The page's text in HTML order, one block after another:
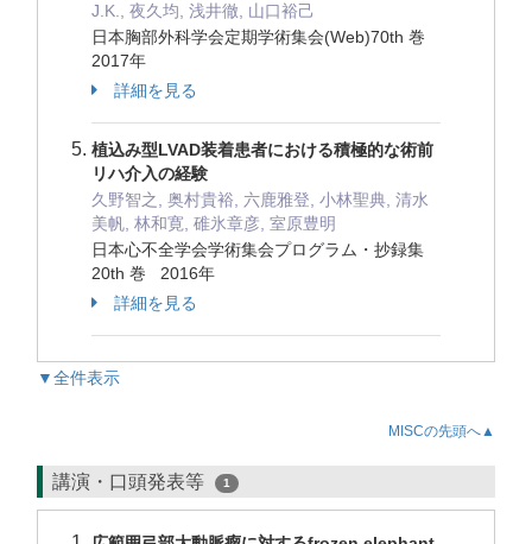
J.K., 夜久均, 浅井徹, 山口裕己
日本胸部外科学会定期学術集会(Web)70th 巻
2017年
詳細を見る
植込み型LVAD装着患者における積極的な術前
リハ介入の経験
久野智之, 奥村貴裕, 六鹿雅登, 小林聖典, 清水
美帆, 林和寛, 碓氷章彦, 室原豊明
日本心不全学会学術集会プログラム・抄録集
20th 巻 2016年
詳細を見る
▼全件表示
MISCの先頭へ▲
講演・口頭発表等 1